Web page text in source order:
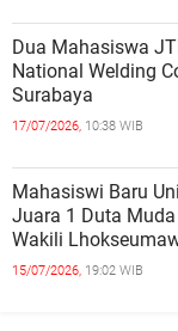
Dua Mahasiswa
National Welding
Surabaya
17/07/2026, 10:38 WIB
Mahasiswi Baru
Juara 1 Duta
Wakili
15/07/2026, 19:02 WIB